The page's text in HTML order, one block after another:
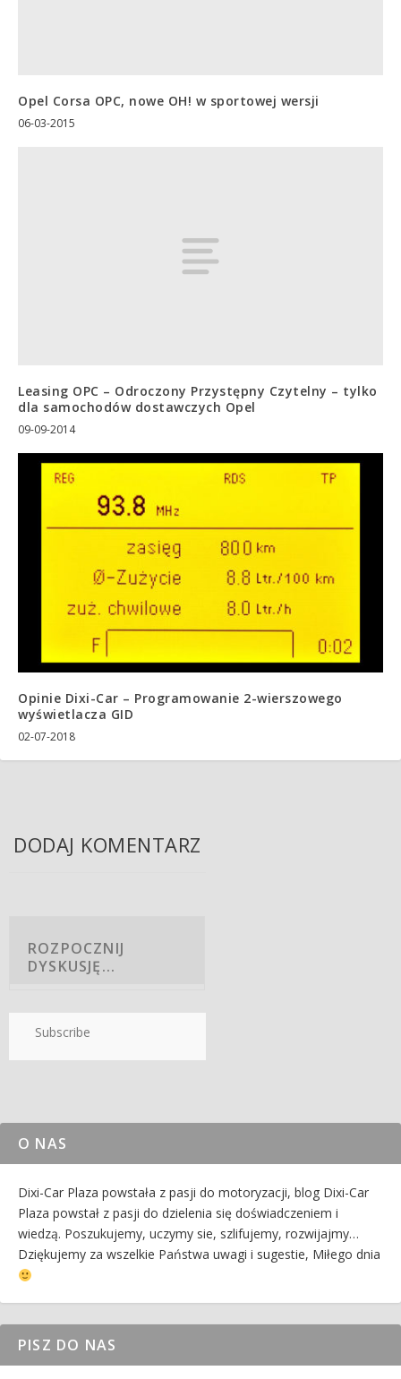
Opel Corsa OPC, nowe OH! w sportowej wersji
06-03-2015
Leasing OPC – Odroczony Przystępny Czytelny – tylko
dla samochodów dostawczych Opel
09-09-2014
Opinie Dixi-Car – Programowanie 2-wierszowego
wyświetlacza GID
02-07-2018
DODAJ KOMENTARZ
Subscribe
O NAS
Dixi-Car Plaza powstała z pasji do motoryzacji, blog Dixi-Car
Plaza powstał z pasji do dzielenia się doświadczeniem i
wiedzą. Poszukujemy, uczymy sie, szlifujemy, rozwijajmy…
Dziękujemy za wszelkie Państwa uwagi i sugestie, Miłego dnia
PISZ DO NAS